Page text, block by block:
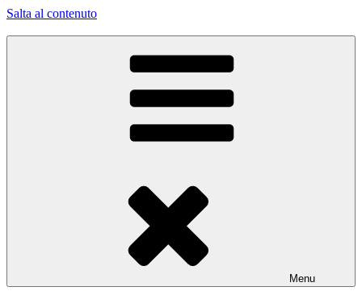
Salta al contenuto
Menu